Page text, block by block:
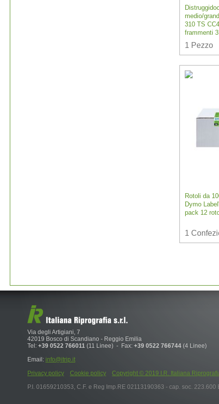
medio/
310 TS
frammenti
1 Pezzo
Rotoli da
Dymo
pack 12
1
Via degli Artigiani, 7
42019 Bosco di Scandiano - Reggio Emilia
Tel: +39 0522 766011 (11 Linee) - Fax: +39 0522 766744 (4 Linee)
Email: info@itrip.it
Privacy policy
Cookie policy
Copyright © 2019 I.R. Italiana
P.I. 01659210353, C.F. e Reg Imp.RE 02113190363 - cap. soc. 223.600